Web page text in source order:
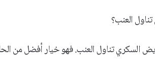
العنب؟
السكري تناول العنب. فهو خيار أفضل من